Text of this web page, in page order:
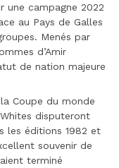
une campagne 2022
au Pays de Galles
Menés par
d’Amir
de nation majeure
Coupe du monde
disputeront
les éditions 1982 et
souvenir de
terminé